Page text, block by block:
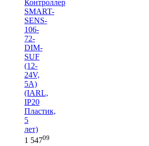
Контроллер
SMART-
SENS-
106-
72-
DIM-
SUF
(12-
24V,
5A)
(IARL,
IP20
Пластик,
5
лет)
1 54709